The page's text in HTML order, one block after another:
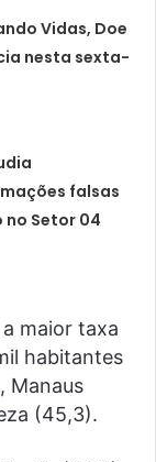
Vidas, Doe
nesta sexta-
falsas
Setor 04
maior taxa
habitantes
Manaus
(45,3).